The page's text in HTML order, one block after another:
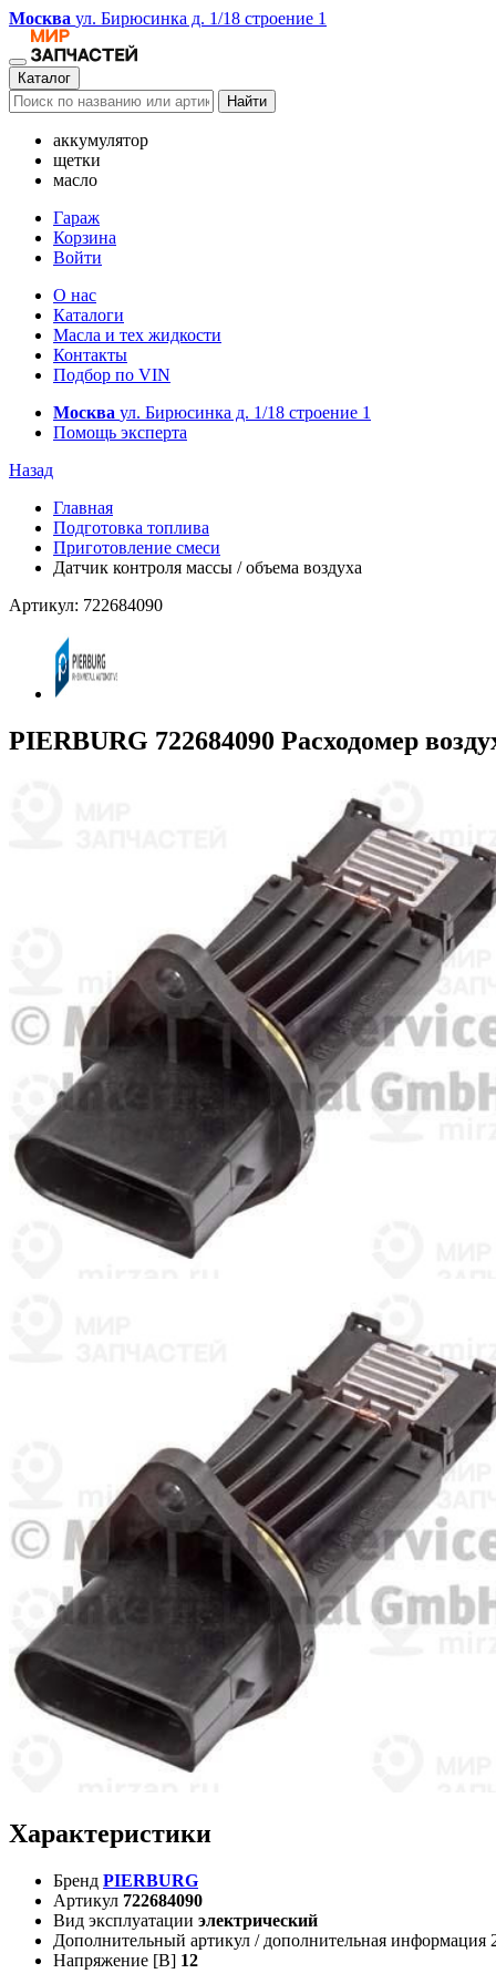
Москва ул. Бирюсинка д. 1/18 строение 1
Каталог
Найти
аккумулятор
щетки
масло
Гараж
Корзина
Войти
О нас
Каталоги
Масла и тех жидкости
Контакты
Подбор по VIN
Москва ул. Бирюсинка д. 1/18 строение 1
Помощь эксперта
Назад
Главная
Подготовка топлива
Приготовление смеси
Датчик контроля массы / объема воздуха
Артикул: 722684090
PIERBURG 722684090 Расходомер
Характеристики
Бренд PIERBURG
Артикул 722684090
Вид эксплуатации электрический
Дополнительный артикул / дополнительная информация
Напряжение [В] 12